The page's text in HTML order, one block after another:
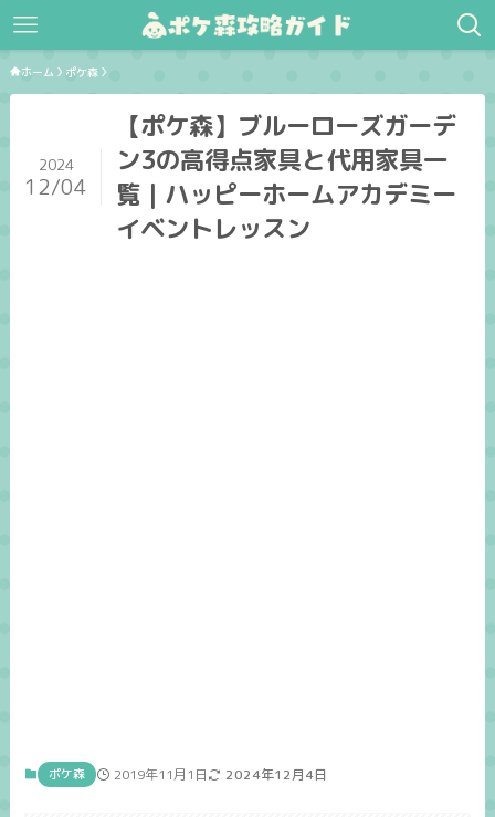
ホーム ポケ森
【ポケ森】ブルーローズガーデ
ン3の高得点家具と代用家具一
覧｜ハッピーホームアカデミー
イベントレッスン
2024
12/04
ポケ森 2019年11月1日 2024年12月4日